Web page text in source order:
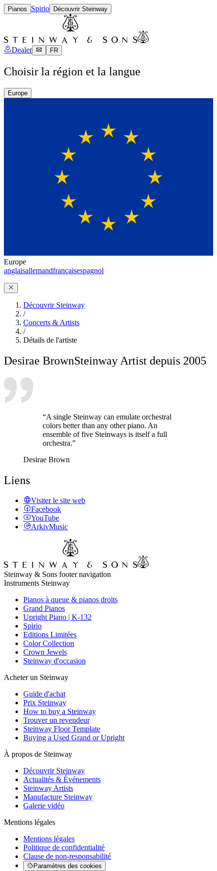
Pianos Spirio Découvrir Steinway
Dealer FR
Choisir la région et la langue
Europe
Europe
anglaisallemandfrançaisespagnol
Découvrir Steinway
/
Concerts & Artists
/
Détails de l'artiste
Desirae BrownSteinway Artist depuis 2005
“A single Steinway can emulate orchestral
colors better than any other piano. An
ensemble of five Steinways is itself a full
orchestra.”
Desirae Brown
Liens
Visiter le site web
Facebook
YouTube
ArkivMusic
Steinway & Sons footer navigation
Instruments Steinway
Pianos à queue & pianos droits
Grand Pianos
Upright Piano | K-132
Spirio
Editions Limitées
Color Collection
Crown Jewels
Steinway d'occasion
Acheter un Steinway
Guide d'achat
Prix Steinway
How to buy a Steinway
Trouver un revendeur
Steinway Floor Template
Buying a Used Grand or Upright
À propos de Steinway
Découvrir Steinway
Actualités & Événements
Steinway Artists
Manufacture Steinway
Galerie vidéo
Mentions légales
Mentions légales
Politique de confidentialité
Clause de non-responsabilité
Paramètres des cookies